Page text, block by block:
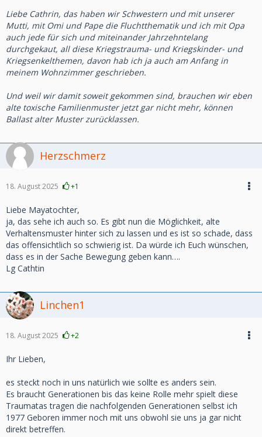
Liebe Cathrin, das haben wir Schwestern und mit unserer
Mutti, mit Omi und Pape die Fluchtthematik und ich mit Opa
auch jede für sich und miteinander Jahrzehntelang
durchgekaut, all diese Kriegstrauma- und Kriegskinder- und
Kriegsenkelthemen, davon hab ich ja auch am Anfang in
meinem Wohnzimmer geschrieben.
Und weil wir damit soweit gekommen sind, brauchen wir eben
alte toxische Familienmuster jetzt gar nicht mehr, können
Ballast alter Muster zurücklassen.
Herzschmerz
18. August 2025 +1
Liebe Mayatochter,
ja, das sehe ich auch so. Es gibt nun die Möglichkeit, alte
Verhaltensmuster hinter sich zu lassen und es ist so schade, dass
das offensichtlich so schwierig ist. Da würde ich Euch wünschen,
dass es in der Sache Bewegung geben kann….
Lg Cathtin
Linchen1
18. August 2025 +2
Ihr Lieben,
es steckt noch in uns natürlich wie sollte es anders sein.
Es braucht Generationen bis das keine Rolle mehr spielt diese
Traumatas tragen die nachfolgenden Generationen selbst ich
1977 Geboren immer noch mit uns obwohl sie uns ja gar nicht
direkt betreffen.